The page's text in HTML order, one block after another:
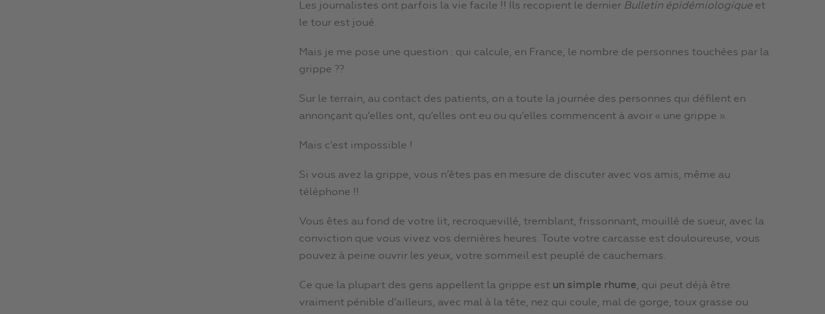
Les journalistes ont parfois la vie facile !! Ils recopient le dernier Bulletin épidémiologique et
le tour est joué.
Mais je me pose une question : qui calcule, en France, le nombre de personnes touchées par la
grippe ??
Sur le terrain, au contact des patients, on a toute la journée des personnes qui défilent en
annonçant qu’elles ont, qu’elles ont eu ou qu’elles commencent à avoir « une grippe ».
Mais c’est impossible !
Si vous avez la grippe, vous n’êtes pas en mesure de discuter avec vos amis, même au
téléphone !!
Vous êtes au fond de votre lit, recroquevillé, tremblant, frissonnant, mouillé de sueur, avec la
conviction que vous vivez vos dernières heures. Toute votre carcasse est douloureuse, vous
pouvez à peine ouvrir les yeux, votre sommeil est peuplé de cauchemars.
Ce que la plupart des gens appellent la grippe est un simple rhume, qui peut déjà être
vraiment pénible d’ailleurs, avec mal à la tête, nez qui coule, mal de gorge, toux grasse ou